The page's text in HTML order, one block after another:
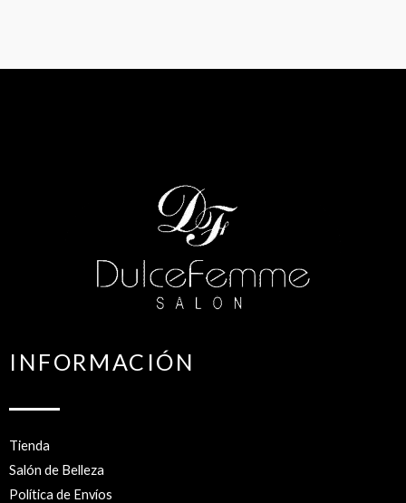
INFORMACIÓN
Tienda
Salón de Belleza
Política de Envíos